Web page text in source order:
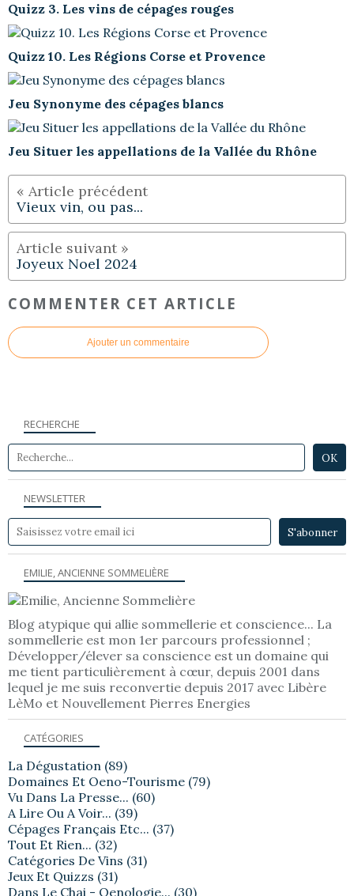
Quizz 3. Les vins de cépages rouges
Quizz 10. Les Régions Corse et Provence
Jeu Synonyme des cépages blancs
Jeu Situer les appellations de la Vallée du Rhône
Vieux vin, ou pas...
Joyeux Noel 2024
COMMENTER CET ARTICLE
Ajouter un commentaire
NEWSLETTER
RECHERCHE
EMILIE, ANCIENNE SOMMELIÈRE
Blog atypique qui allie sommellerie et conscience... La
sommellerie est mon 1er parcours professionnel ;
Développer/élever sa conscience est un domaine qui
me tient particulièrement à cœur, depuis 2001 dans
lequel je me suis reconvertie depuis 2017 avec Libère
LèMo et Nouvellement Pierres Energies
CATÉGORIES
La Dégustation (89)
Domaines Et Oeno-Tourisme (79)
Vu Dans La Presse... (60)
A Lire Ou A Voir... (39)
Cépages Français Etc... (37)
Tout Et Rien... (32)
Catégories De Vins (31)
Jeux Et Quizzs (31)
Dans Le Chai - Oenologie... (30)